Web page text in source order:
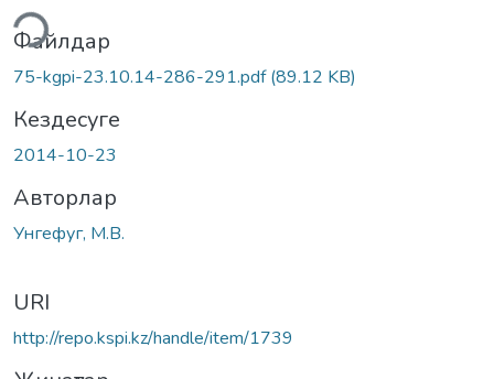
Файлдар
75-kgpi-23.10.14-286-291.pdf(89.12 KB)
Кездесуге
2014-10-23
Авторлар
Унгефуг, М.В.
URI
http://repo.kspi.kz/handle/item/1739